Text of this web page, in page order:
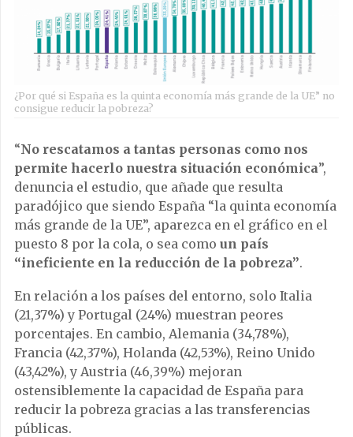
¿Por qué si España es la quinta economía más grande de la UE” no
consigue reducir la pobreza?
“No rescatamos a tantas personas como nos
permite hacerlo nuestra situación económica”,
denuncia el estudio, que añade que resulta
paradójico que siendo España “la quinta economía
más grande de la UE”, aparezca en el gráfico en el
puesto 8 por la cola, o sea como un país
“ineficiente en la reducción de la pobreza”.
En relación a los países del entorno, solo Italia
(21,37%) y Portugal (24%) muestran peores
porcentajes. En cambio, Alemania (34,78%),
Francia (42,37%), Holanda (42,53%), Reino Unido
(43,42%), y Austria (46,39%) mejoran
ostensiblemente la capacidad de España para
reducir la pobreza gracias a las transferencias
públicas.